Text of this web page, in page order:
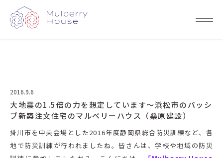
2016.9.6
大地震の1.5倍の力を想定しています～浜松市のパッシ
ブ新築注文住宅のマルベリーハウス（桑原建設）
掛川市を中央会場とした2016年度静岡県総合防災訓練など、各
地で防災訓練が行われましたね。皆さんは、学校や地域の防災